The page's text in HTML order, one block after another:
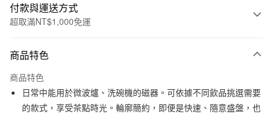
付款與運送方式
超取滿NT$1,000免運
信用卡一次付款
信用卡分期付款
3 期 0 利率 每期NT$199 21家銀行
商品特色
商品特色
日常中能用於微波爐、洗碗機的磁器。可依據不同飲品挑選需要
的款式，享受茶點時光。輪廓簡約，即便是快速、隨意盛盤，也